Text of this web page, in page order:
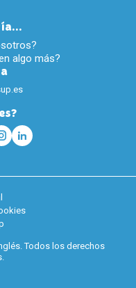
algo más?
Todos los derechos